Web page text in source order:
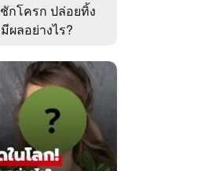
กโครก ปล่อยทิ้ง
ผลอย่างไร?